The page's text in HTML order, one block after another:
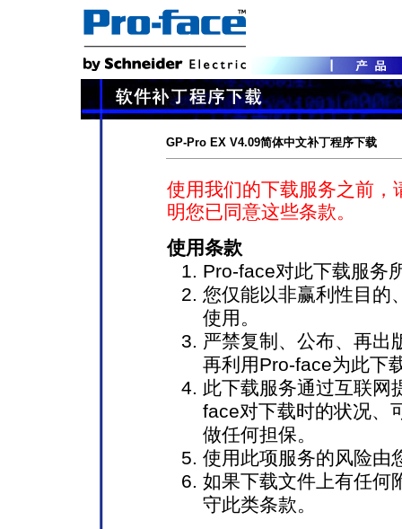
GP-Pro EX V4.09简体中文补丁程序下载
使用我们的下载服务之前
明您已同意这些条款。
使用条款
Pro-face对此下载服务
您仅能以非赢利性目的
使用。
严禁复制、公布、再出
再利用Pro-face为此下
此下载服务通过互联网
face对下载时的状况、
做任何担保。
使用此项服务的风险由
如果下载文件上有任何
守此类条款。